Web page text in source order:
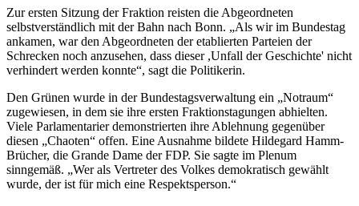
Zur ersten Sitzung der Fraktion reisten die Abgeordneten
selbstverständlich mit der Bahn nach Bonn. „Als wir im Bundestag
ankamen, war den Abgeordneten der etablierten Parteien der
Schrecken noch anzusehen, dass dieser ,Unfall der Geschichte' nicht
verhindert werden konnte“, sagt die Politikerin.
Den Grünen wurde in der Bundestagsverwaltung ein „Notraum“
zugewiesen, in dem sie ihre ersten Fraktionstagungen abhielten.
Viele Parlamentarier demonstrierten ihre Ablehnung gegenüber
diesen „Chaoten“ offen. Eine Ausnahme bildete Hildegard Hamm-
Brücher, die Grande Dame der FDP. Sie sagte im Plenum
sinngemäß. „Wer als Vertreter des Volkes demokratisch gewählt
wurde, der ist für mich eine Respektsperson.“